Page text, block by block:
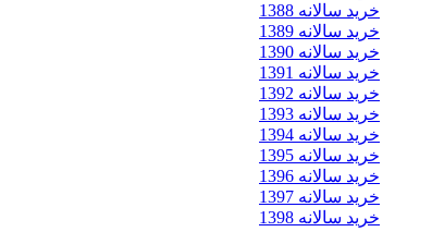
خرید سالانه 1388
خرید سالانه 1389
خرید سالانه 1390
خرید سالانه 1391
خرید سالانه 1392
خرید سالانه 1393
خرید سالانه 1394
خرید سالانه 1395
خرید سالانه 1396
خرید سالانه 1397
خرید سالانه 1398